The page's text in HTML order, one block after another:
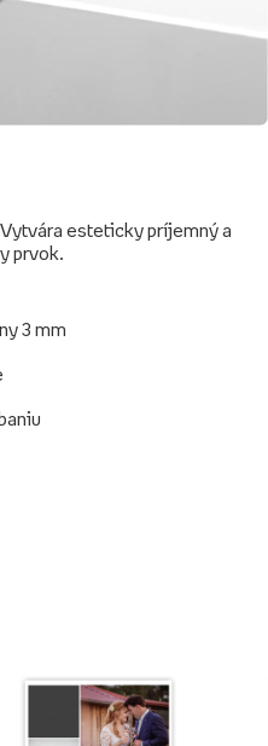
esteticky príjemný a
prvok.
3 mm